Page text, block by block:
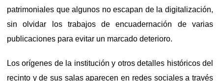
patrimoniales que algunos no escapan de la digitalización,
sin olvidar los trabajos de encuadernación de varias
publicaciones para evitar un marcado deterioro.
Los orígenes de la institución y otros detalles históricos del
recinto y de sus salas aparecen en redes sociales a través